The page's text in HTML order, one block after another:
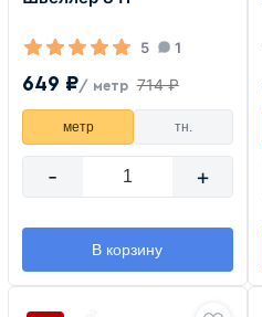
5 1
649 ₽/ метр 714 ₽
метр тн.
- +
В корзину